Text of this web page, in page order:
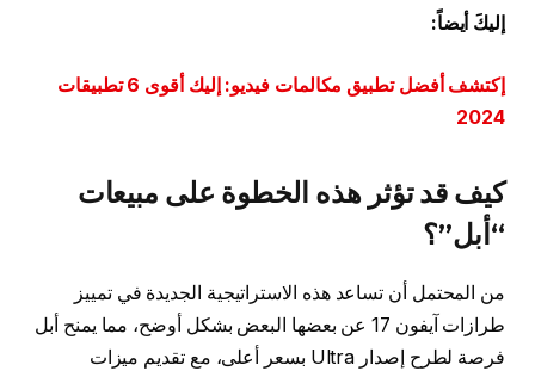
إليكَ أيضاً:
إكتشف أفضل تطبيق مكالمات فيديو: إليك أقوى 6 تطبيقات
2024
كيف قد تؤثر هذه الخطوة على مبيعات
“أبل”؟
من المحتمل أن تساعد هذه الاستراتيجية الجديدة في تمييز
طرازات آيفون 17 عن بعضها البعض بشكل أوضح، مما يمنح أبل
فرصة لطرح إصدار Ultra بسعر أعلى، مع تقديم ميزات